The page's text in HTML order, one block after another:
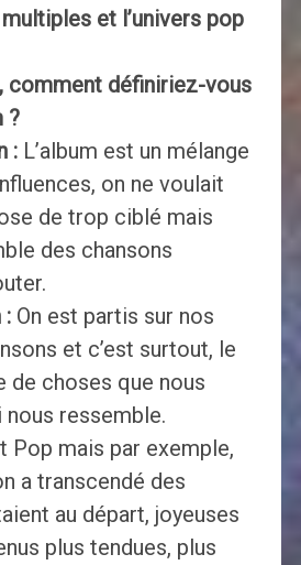
et l’univers pop
comment définiriez-vous
?
:L’album est un mélange
on ne voulait
de trop ciblé mais
des chansons
:On est partis sur nos
et c’est surtout, le
de choses que nous
ressemble.
Pop mais par exemple,
a transcendé des
au départ, joyeuses
plus tendues, plus